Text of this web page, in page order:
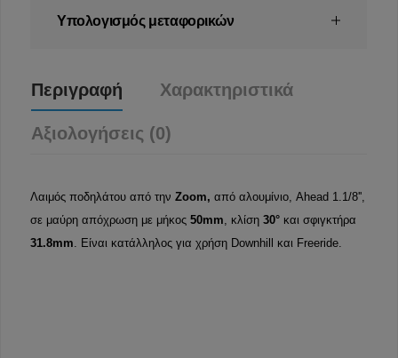
Υπολογισμός μεταφορικών
Περιγραφή Χαρακτηριστικά
Αξιολογήσεις (0)
Λαιμός ποδηλάτου από την Zoom, από αλουμίνιο, Ahead 1.1/8'',
σε μαύρη απόχρωση με μήκος 50mm, κλίση 30° και σφιγκτήρα
31.8mm. Είναι κατάλληλος για χρήση Downhill και Freeride.